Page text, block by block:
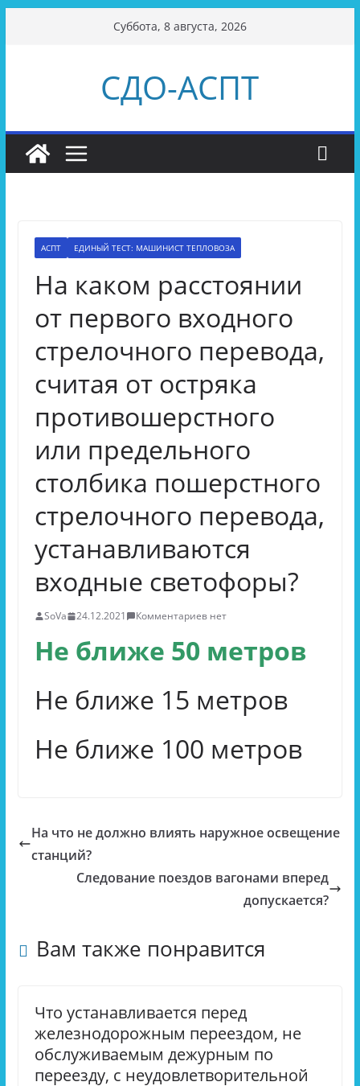
Суббота, 8 августа, 2026
СДО-АСПТ
АСПТ ЕДИНЫЙ ТЕСТ: МАШИНИСТ ТЕПЛОВОЗА
На каком расстоянии
от первого входного
стрелочного перевода,
считая от остряка
противошерстного
или предельного
столбика пошерстного
стрелочного перевода,
устанавливаются
входные светофоры?
SoVa 24.12.2021 Комментариев нет
Не ближе 50 метров
Не ближе 15 метров
Не ближе 100 метров
На что не должно влиять наружное освещение
станций?
Следование поездов вагонами вперед
допускается?
Вам также понравится
Что устанавливается перед
железнодорожным переездом, не
обслуживаемым дежурным по
переезду, с неудовлетворительной